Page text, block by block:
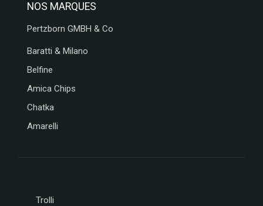
NOS MARQUES
Pertzborn GMBH & Co
Baratti & Milano
Belfine
Amica Chips
Chatka
Amarelli
Trolli